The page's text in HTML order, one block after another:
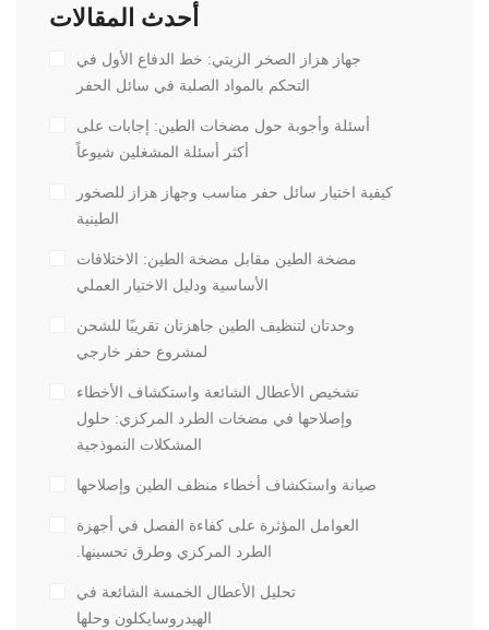
أحدث المقالات
جهاز هزاز الصخر الزيتي: خط الدفاع الأول في
التحكم بالمواد الصلبة في سائل الحفر
أسئلة وأجوبة حول مضخات الطين: إجابات على
أكثر أسئلة المشغلين شيوعاً
كيفية اختيار سائل حفر مناسب وجهاز هزاز للصخور
الطينية
مضخة الطين مقابل مضخة الطين: الاختلافات
الأساسية ودليل الاختيار العملي
وحدتان لتنظيف الطين جاهزتان تقريبًا للشحن
لمشروع حفر خارجي
تشخيص الأعطال الشائعة واستكشاف الأخطاء
وإصلاحها في مضخات الطرد المركزي: حلول
المشكلات النموذجية
صيانة واستكشاف أخطاء منظف الطين وإصلاحها
العوامل المؤثرة على كفاءة الفصل في أجهزة
الطرد المركزي وطرق تحسينها.
تحليل الأعطال الخمسة الشائعة في
الهيدروسايكلون وحلها